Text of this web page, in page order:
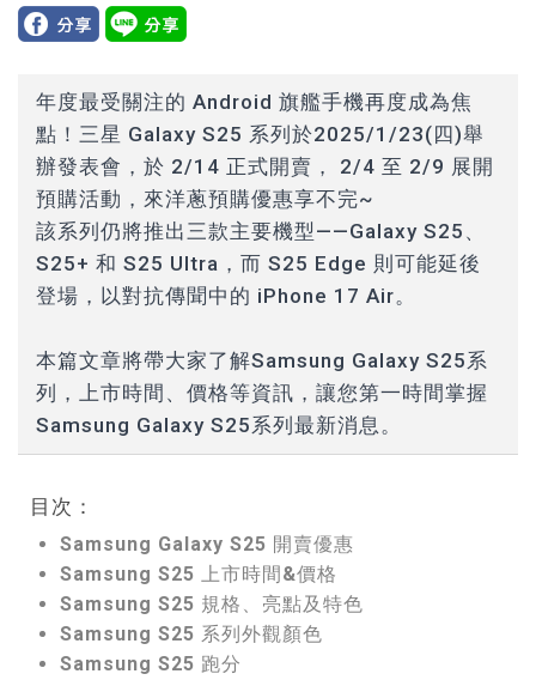
年度最受關注的 Android 旗艦手機再度成為焦
點！三星 Galaxy S25 系列於2025/1/23(四)舉
辦發表會，於 2/14 正式開賣， 2/4 至 2/9 展開
預購活動，來洋蔥預購優惠享不完~
該系列仍將推出三款主要機型——Galaxy S25、
S25+ 和 S25 Ultra，而 S25 Edge 則可能延後
登場，以對抗傳聞中的 iPhone 17 Air。
本篇文章將帶大家了解Samsung Galaxy S25系
列，上市時間、價格等資訊，讓您第一時間掌握
Samsung Galaxy S25系列最新消息。
目次：
Samsung Galaxy S25 開賣優惠
Samsung S25 上市時間&價格
Samsung S25 規格、亮點及特色
Samsung S25 系列外觀顏色
Samsung S25 跑分